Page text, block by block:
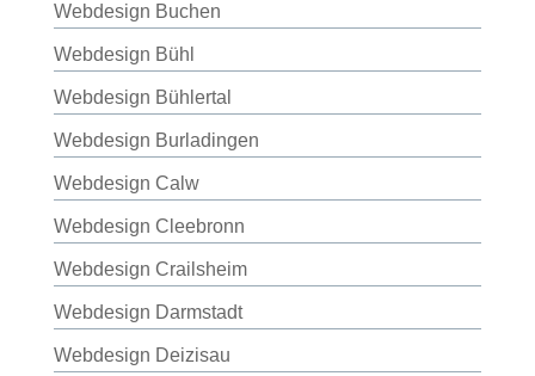
Webdesign Buchen
Webdesign Bühl
Webdesign Bühlertal
Webdesign Burladingen
Webdesign Calw
Webdesign Cleebronn
Webdesign Crailsheim
Webdesign Darmstadt
Webdesign Deizisau